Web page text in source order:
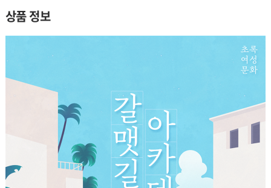
상품 정보